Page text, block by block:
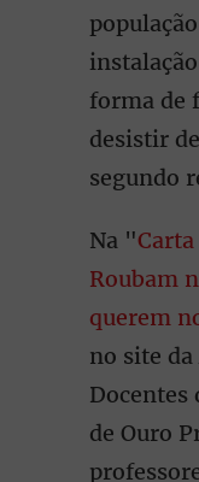
forma de
desistir
segundo
Na "
Roubam
querem
no site da
Docentes
de Ouro